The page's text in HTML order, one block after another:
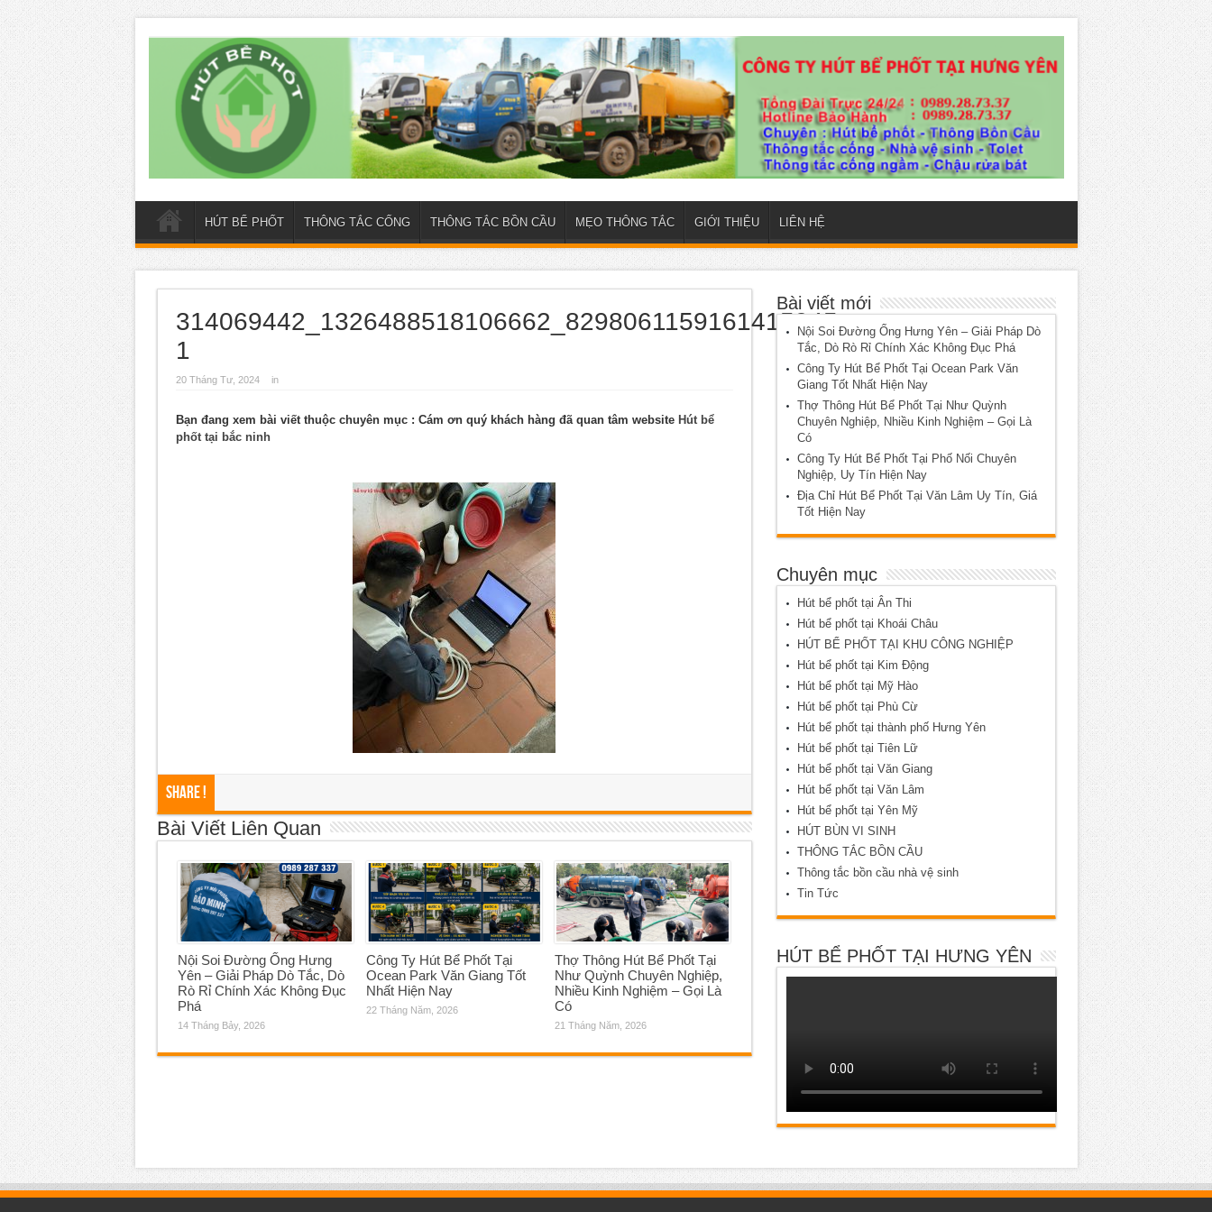
HÚT BỂ PHỐT THÔNG TẮC CỐNG THÔNG TẮC BỒN CẦU MẸO THÔNG TẮC GIỚI THIỆU LIÊN HỆ
314069442_1326488518106662_8298061159161415945_n-
1
20 Tháng Tư, 2024 in
Bạn đang xem bài viết thuộc chuyên mục : Cám ơn quý khách hàng đã quan tâm website Hút bể
phốt tại bắc ninh
Share !
Bài Viết Liên Quan
Nội Soi Đường Ống Hưng
Yên – Giải Pháp Dò Tắc, Dò
Rò Rỉ Chính Xác Không Đục
Phá
14 Tháng Bảy, 2026
Công Ty Hút Bể Phốt Tại
Ocean Park Văn Giang Tốt
Nhất Hiện Nay
22 Tháng Năm, 2026
Thợ Thông Hút Bể Phốt Tại
Như Quỳnh Chuyên Nghiệp,
Nhiều Kinh Nghiệm – Gọi Là
Có
21 Tháng Năm, 2026
Bài viết mới
Nội Soi Đường Ống Hưng Yên – Giải Pháp Dò
Tắc, Dò Rò Rỉ Chính Xác Không Đục Phá
Công Ty Hút Bể Phốt Tại Ocean Park Văn
Giang Tốt Nhất Hiện Nay
Thợ Thông Hút Bể Phốt Tại Như Quỳnh
Chuyên Nghiệp, Nhiều Kinh Nghiệm – Gọi Là
Có
Công Ty Hút Bể Phốt Tại Phố Nối Chuyên
Nghiệp, Uy Tín Hiện Nay
Địa Chỉ Hút Bể Phốt Tại Văn Lâm Uy Tín, Giá
Tốt Hiện Nay
Chuyên mục
Hút bể phốt tại Ân Thi
Hút bể phốt tại Khoái Châu
HÚT BỂ PHỐT TẠI KHU CÔNG NGHIỆP
Hút bể phốt tại Kim Động
Hút bể phốt tại Mỹ Hào
Hút bể phốt tại Phù Cừ
Hút bể phốt tại thành phố Hưng Yên
Hút bể phốt tại Tiên Lữ
Hút bể phốt tại Văn Giang
Hút bể phốt tại Văn Lâm
Hút bể phốt tại Yên Mỹ
HÚT BÙN VI SINH
THÔNG TẮC BỒN CẦU
Thông tắc bồn cầu nhà vệ sinh
Tin Tức
HÚT BỂ PHỐT TẠI HƯNG YÊN